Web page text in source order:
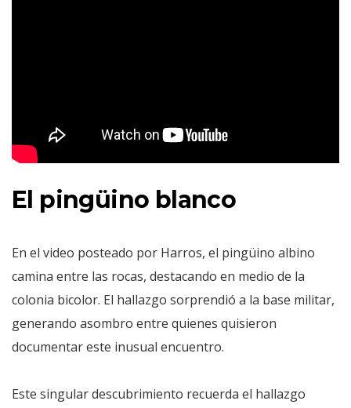
El pingüino blanco
En el video posteado por Harros, el pingüino albino
camina entre las rocas, destacando en medio de la
colonia bicolor. El hallazgo sorprendió a la base militar,
generando asombro entre quienes quisieron
documentar este inusual encuentro.
Este singular descubrimiento recuerda el hallazgo